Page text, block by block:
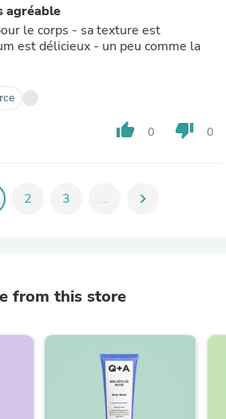
agréable
le corps - sa texture est
est délicieux - un peu comme la
thumb_up 0 thumb_down 0
2 3 ... chevron_right
from this store